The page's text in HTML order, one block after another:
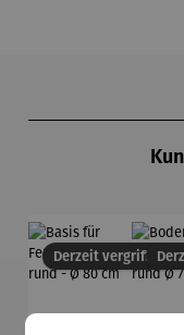
Derzeit vergriffen